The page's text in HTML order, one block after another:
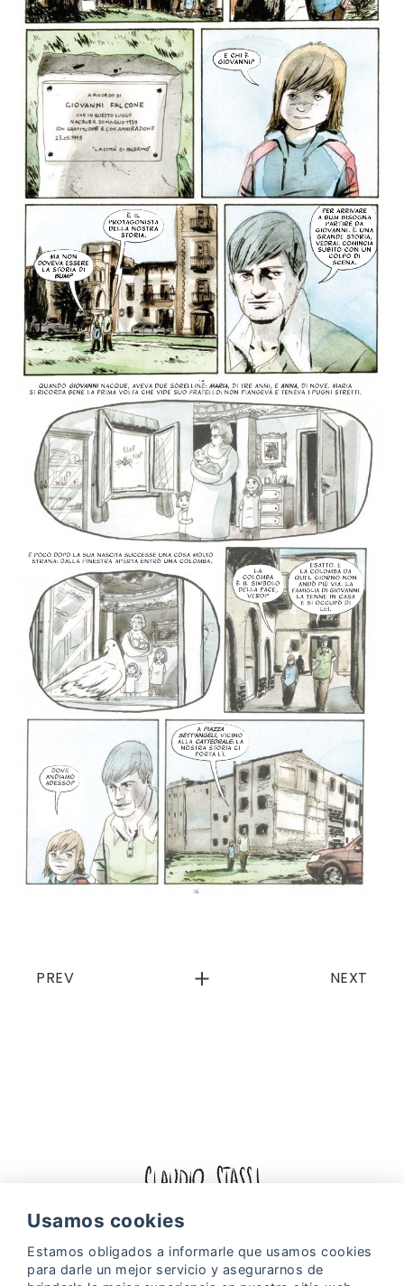
PREV NEXT
Facebook
Política de cookies Política de Privacidad
Web Design & Digital Marketing byProjectes a Internet
Usamos cookies
Estamos obligados a informarle que usamos cookies
para darle un mejor servicio y asegurarnos de